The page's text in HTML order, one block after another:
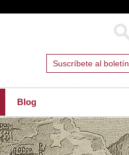
Suscríbete al boletín
Blog